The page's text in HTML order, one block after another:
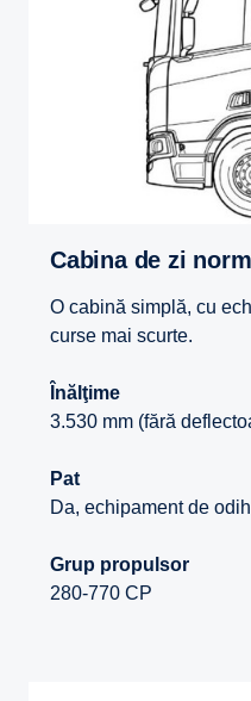
Cabina de zi
O cabină simplă, cu
curse mai scurte.
Înălţime
3.530 mm (fără
Pat
Da, echipament de
Grup propulsor
280-770 CP